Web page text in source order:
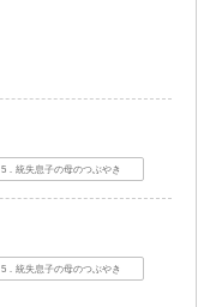
5．統失息子の母のつぶやき
5．統失息子の母のつぶやき